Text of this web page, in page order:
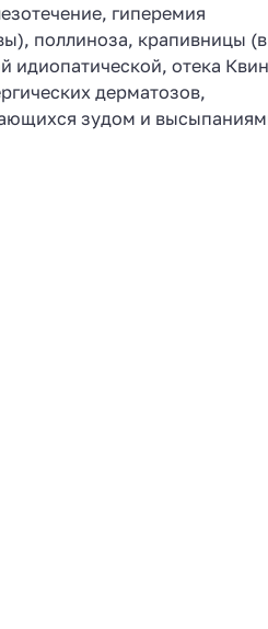
гиперемия
поллиноза, крапивницы (в
идиопатической, отека
дерматозов,
зудом и